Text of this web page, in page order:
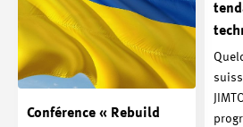
Conférence « Rebuild